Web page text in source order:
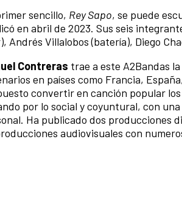
sencillo, Rey Sapo, se puede
en abril de 2023. Sus seis
Andrés Villalobos (batería), Diego
Contreras trae a este A2Bandas
en países como Francia,
convertir en canción popular
por lo social y coyuntural, con
Ha publicado dos producciones
audiovisuales con